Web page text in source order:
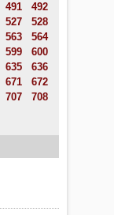
491
492
527
528
563
564
599
600
635
636
671
672
707
708